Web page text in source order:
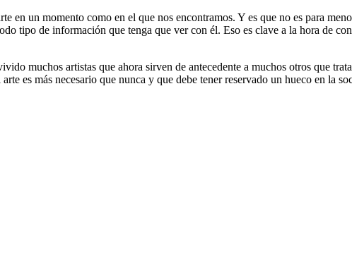
en un momento como en el que nos encontramos. Y es que no es para
tipo de información que tenga que ver con él. Eso es clave a la hora de
muchos artistas que ahora sirven de antecedente a muchos otros que
es más necesario que nunca y que debe tener reservado un hueco en la